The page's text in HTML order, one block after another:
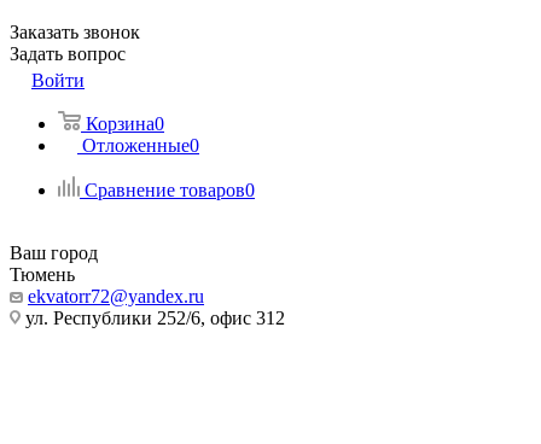
Заказать звонок
Задать вопрос
Войти
Корзина0
Отложенные0
Сравнение товаров0
Ваш город
Тюмень
ekvatorr72@yandex.ru
ул. Республики 252/6, офис 312